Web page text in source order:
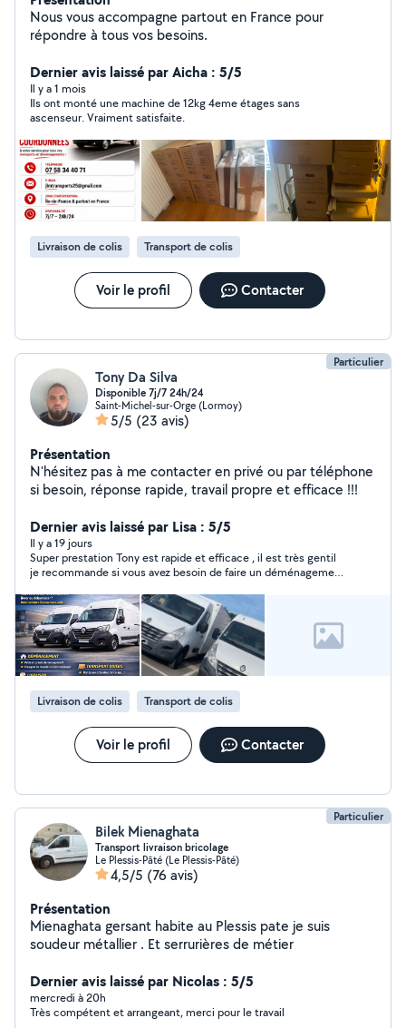
Nous vous accompagne partout en France pour
répondre à tous vos besoins.
Dernier avis laissé par Aicha : 5/5
Il y a 1 mois
Ils ont monté une machine de 12kg 4eme étages sans
ascenseur. Vraiment satisfaite.
Livraison de colis Transport de colis
Voir le profil Contacter
Particulier
Tony Da Silva
Disponible 7j/7 24h/24
Saint-Michel-sur-Orge (Lormoy)
5/5 (23 avis)
Présentation
N'hésitez pas à me contacter en privé ou par téléphone
si besoin, réponse rapide, travail propre et efficace !!!
Dernier avis laissé par Lisa : 5/5
Il y a 19 jours
Super prestation Tony est rapide et efficace , il est très gentil
je recommande si vous avez besoin de faire un déménagement
Livraison de colis Transport de colis
Voir le profil Contacter
Particulier
Bilek Mienaghata
Transport livraison bricolage
Le Plessis-Pâté (Le Plessis-Pâté)
4,5/5 (76 avis)
Présentation
Mienaghata gersant habite au Plessis pate je suis
soudeur métallier . Et serrurières de métier
Dernier avis laissé par Nicolas : 5/5
mercredi à 20h
Très compétent et arrangeant, merci pour le travail